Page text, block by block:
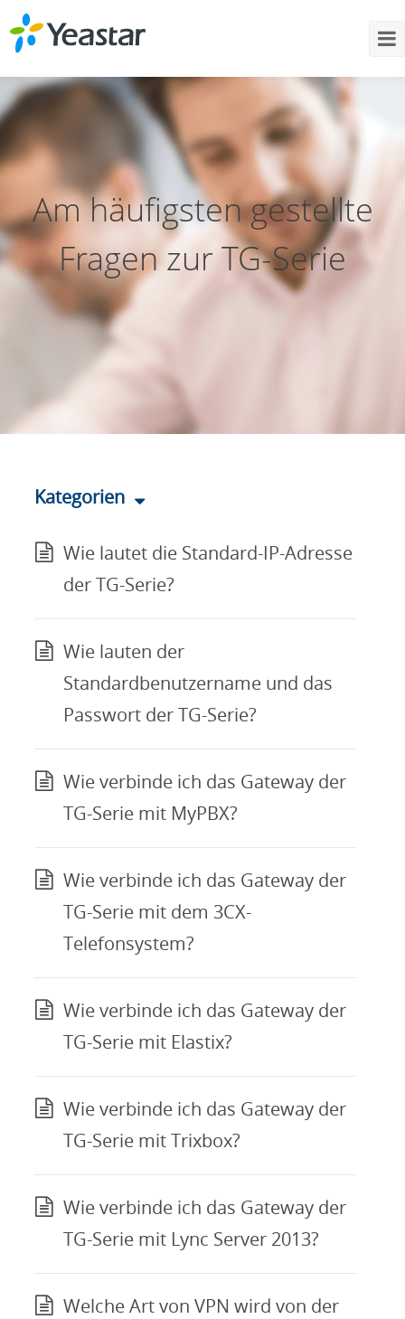
Am häufigsten gestellte
Fragen zur TG-Serie
Kategorien
Wie lautet die Standard-IP-Adresse
der TG-Serie?
Wie lauten der
Standardbenutzername und das
Passwort der TG-Serie?
Wie verbinde ich das Gateway der
TG-Serie mit MyPBX?
Wie verbinde ich das Gateway der
TG-Serie mit dem 3CX-
Telefonsystem?
Wie verbinde ich das Gateway der
TG-Serie mit Elastix?
Wie verbinde ich das Gateway der
TG-Serie mit Trixbox?
Wie verbinde ich das Gateway der
TG-Serie mit Lync Server 2013?
Welche Art von VPN wird von der